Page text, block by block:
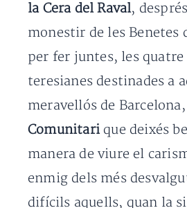
la Cera del Raval,
monestir de les Benetes
per fer juntes, les quatre
teresianes destinades a
meravellós de
Comunitari que deixés
manera de viure el
enmig dels més
difícils aquells, quan la